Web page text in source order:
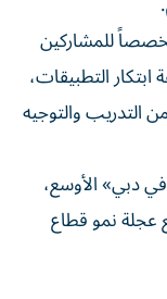
للمشاركين
ابتكار التطبيقات،
التدريب والتوجيه
دبي» الأوسع،
عجلة نمو قطاع